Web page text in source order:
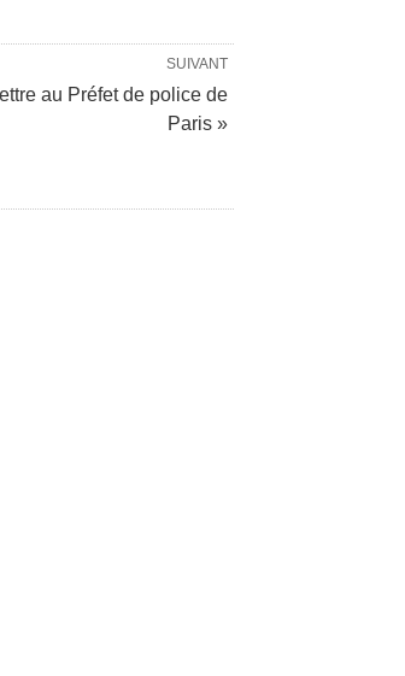
SUIVANT
au Préfet de police de
Paris »